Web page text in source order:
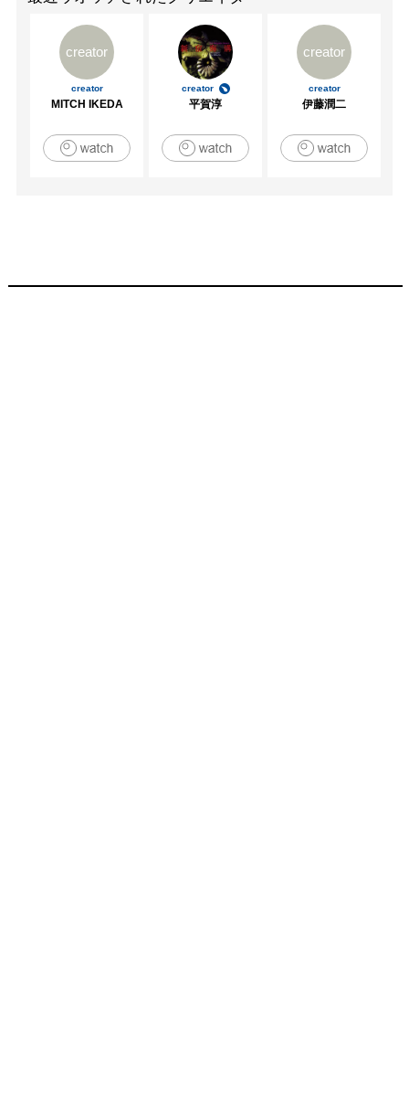
creator
creator
MITCH IKEDA
creator
平賀淳
creator
creator
伊藤潤二